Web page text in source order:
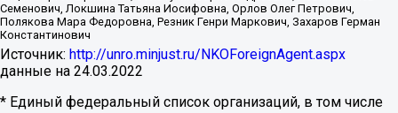
Семенович, Локшина Татьяна Иосифовна, Орлов Олег Петрович,
Полякова Мара Федоровна, Резник Генри Маркович, Захаров Герман
Константинович
Источник: http://unro.minjust.ru/NKOForeignAgent.aspx
данные на 24.03.2022
* Единый федеральный список организаций, в том числе